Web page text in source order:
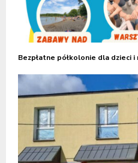
Bezpłatne półkolonie dla dzieci i